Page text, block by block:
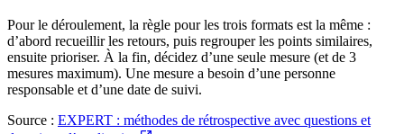
Pour le déroulement, la règle pour les trois formats est la même :
d’abord recueillir les retours, puis regrouper les points similaires,
ensuite prioriser. À la fin, décidez d’une seule mesure (et de 3
mesures maximum). Une mesure a besoin d’une personne
responsable et d’une date de suivi.
Source : EXPERT : méthodes de rétrospective avec questions et